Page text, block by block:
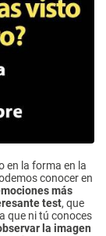
en la forma en la
conocer en
más
test, que
que ni tú conoces
la imagen